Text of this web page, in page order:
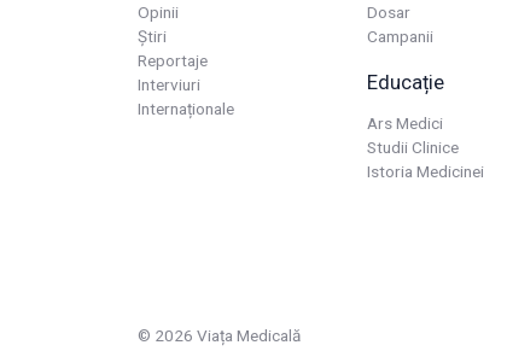
Opinii
Știri
Reportaje
Interviuri
Internaționale
Dosar
Campanii
Educație
Ars Medici
Studii Clinice
Istoria Medicinei
© 2026 Viața Medicală